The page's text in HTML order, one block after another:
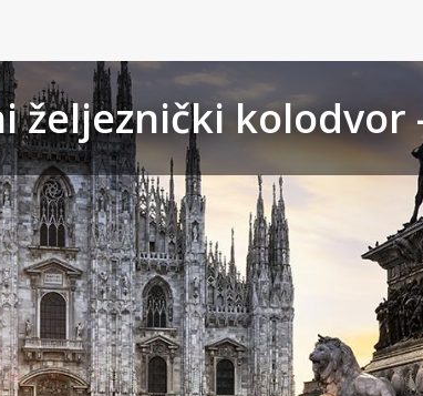
željeznički kolodvor